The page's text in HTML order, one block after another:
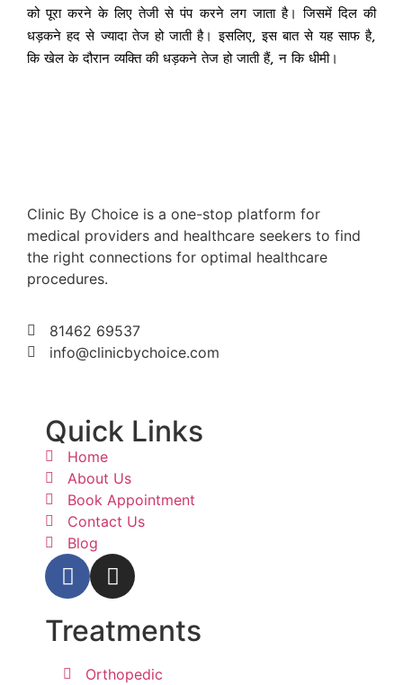
को पूरा करने के लिए तेजी से पंप करने लग जाता है। जिसमें दिल की
धड़कने हद से ज्यादा तेज हो जाती है। इसलिए, इस बात से यह साफ है,
कि खेल के दौरान व्यक्ति की धड़कने तेज हो जाती हैं, न कि धीमी।
Clinic By Choice is a one-stop platform for
medical providers and healthcare seekers to find
the right connections for optimal healthcare
procedures.
81462 69537
info@clinicbychoice.com
Quick Links
Home
About Us
Book Appointment
Contact Us
Blog
Treatments
Orthopedic